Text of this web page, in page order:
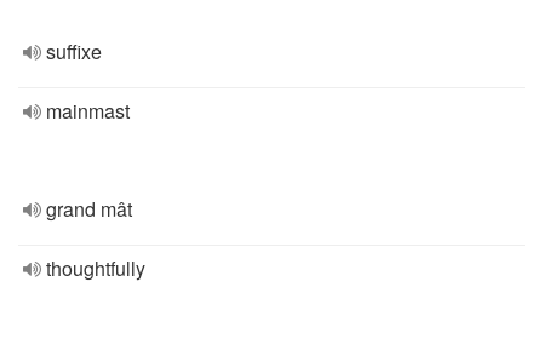
suffixe
mainmast
grand mât
thoughtfully